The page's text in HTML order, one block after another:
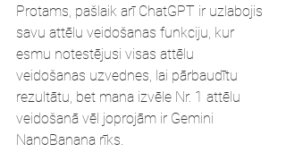
Protams, pašlaik arī ChatGPT ir uzlabojis
savu attēlu veidošanas funkciju, kur
esmu notestējusi visas attēlu
veidošanas uzvednes, lai pārbaudītu
rezultātu, bet mana izvēle Nr. 1 attēlu
veidošanā vēl joprojām ir Gemini
NanoBanana rīks.